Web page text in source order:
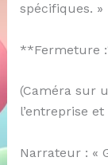
spécifiques. »
**Fermeture
(Caméra sur
l’entreprise
Narrateur : «